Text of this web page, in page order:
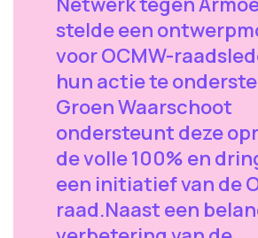
stelde een
voor OCMW-
hun actie te
Groen Waarschoot
ondersteunt deze
de volle 100% en
een initiatief van de
raad.Naast een